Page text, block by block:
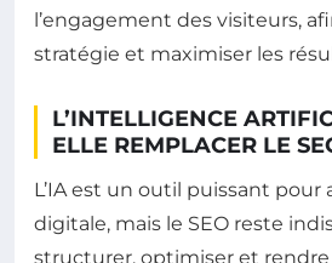
l’engagement des visiteurs,
stratégie et maximiser les
L’INTELLIGENCE
ELLE REMPLACER LE
L’IA est un outil puissant pour
digitale, mais le SEO reste
structurer, optimiser et